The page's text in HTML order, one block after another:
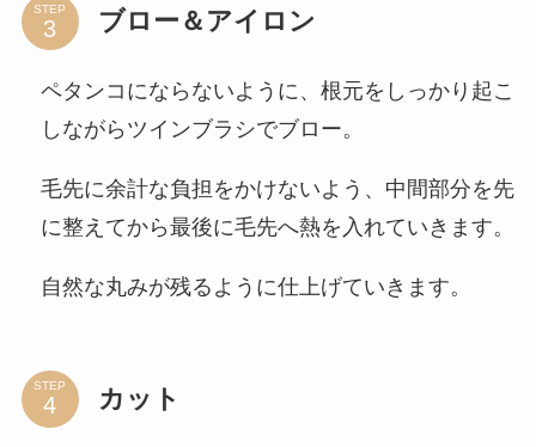
STEP ブロー＆アイロン
ペタンコにならないように、根元をしっかり起こ
しながらツインブラシでブロー。
毛先に余計な負担をかけないよう、中間部分を先
に整えてから最後に毛先へ熱を入れていきます。
自然な丸みが残るように仕上げていきます。
STEP カット